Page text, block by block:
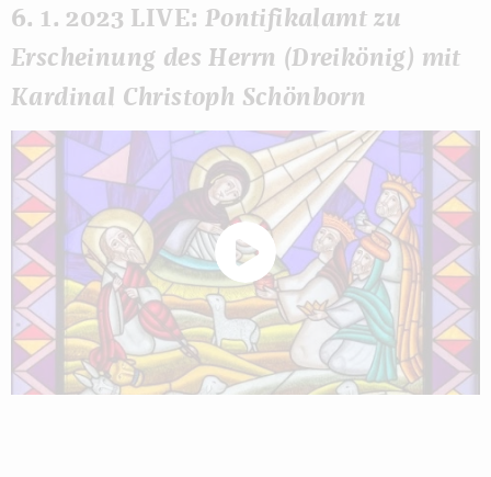
6. 1. 2023 LIVE: Pontifikalamt zu
Erscheinung des Herrn (Dreikönig) mit
Kardinal Christoph Schönborn